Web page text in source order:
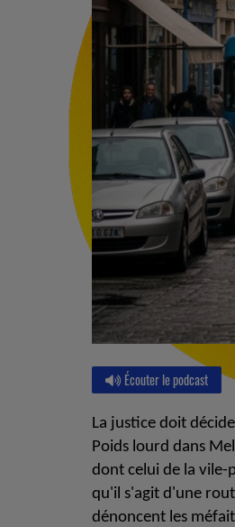
Écouter le podcast
La justice doit
Poids lourd dans
dont celui de la vile-
qu'il s'agit d'une
dénoncent les